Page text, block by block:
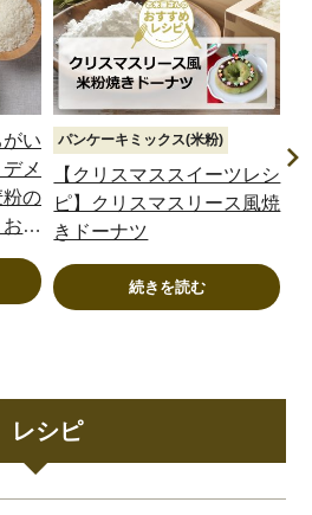
い
メ
粉の
す
簡
パンケーキミックス(米粉)
【クリスマススイーツレシ
ピ】クリスマスリース風焼
きドーナツ
続きを読む
レシピ